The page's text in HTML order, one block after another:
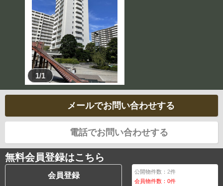
1/1
メールでお問い合わせする
電話でお問い合わせする
無料会員登録はこちら
会員登録 公開物件数：2件
会員物件数：0件